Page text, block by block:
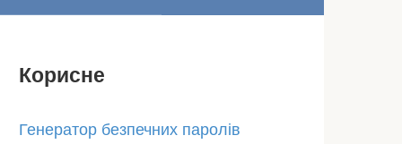
Корисне
Генератор безпечних паролів